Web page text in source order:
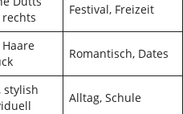
Festival, Freizeit
Romantisch, Dates
stylish
Alltag, Schule